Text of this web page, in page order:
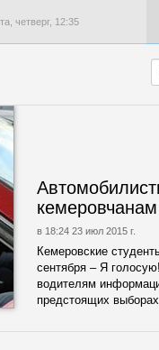
четверг, 12:35
в 18:24 23 июл 2015 г.
Кемеровские
сентября – Я
водителям
предстоящих